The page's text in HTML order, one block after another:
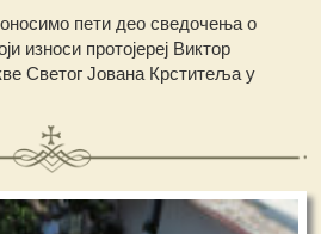
пети део сведочењa о
износи протојереј Виктор
Светог Јована Крститеља у